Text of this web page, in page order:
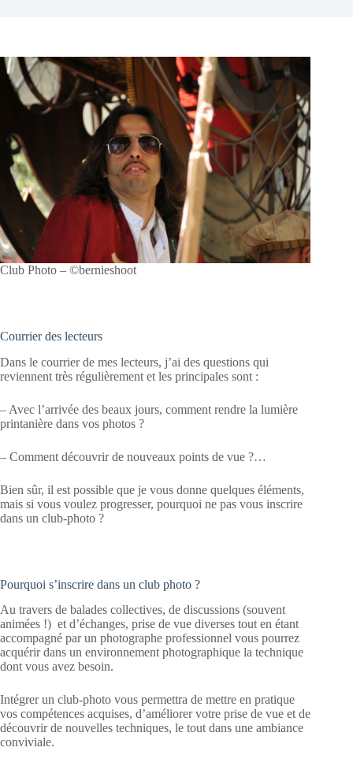
Club Photo – ©bernieshoot
Courrier des lecteurs
Dans le courrier de mes lecteurs, j’ai des questions qui
reviennent très régulièrement et les principales sont :
– Avec l’arrivée des beaux jours, comment rendre la lumière
printanière dans vos photos ?
– Comment découvrir de nouveaux points de vue ?…
Bien sûr, il est possible que je vous donne quelques éléments,
mais si vous voulez progresser, pourquoi ne pas vous inscrire
dans un club-photo ?
Pourquoi s’inscrire dans un club photo ?
Au travers de balades collectives, de discussions (souvent
animées !) et d’échanges, prise de vue diverses tout en étant
accompagné par un photographe professionnel vous pourrez
acquérir dans un environnement photographique la technique
dont vous avez besoin.
Intégrer un club-photo vous permettra de mettre en pratique
vos compétences acquises, d’améliorer votre prise de vue et de
découvrir de nouvelles techniques, le tout dans une ambiance
conviviale.